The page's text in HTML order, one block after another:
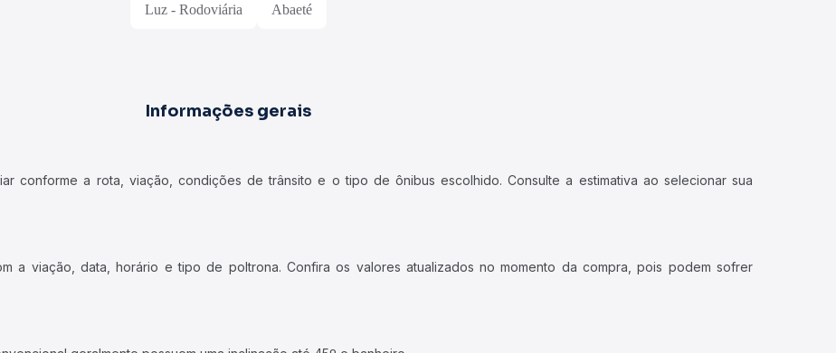
Luz - Rodoviária Abaeté
Informações gerais
conforme a rota, viação, condições de trânsito e o tipo de ônibus escolhido. Consulte a estimativa ao selecionar sua
a viação, data, horário e tipo de poltrona. Confira os valores atualizados no momento da compra, pois podem sofrer